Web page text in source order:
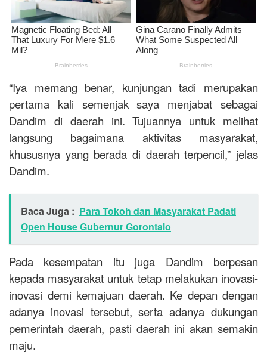
“Iya memang benar, kunjungan tadi merupakan
pertama kali semenjak saya menjabat sebagai
Dandim di daerah ini. Tujuannya untuk melihat
langsung bagaimana aktivitas masyarakat,
khususnya yang berada di daerah terpencil,” jelas
Dandim.
Baca Juga : Para Tokoh dan Masyarakat Padati
Open House Gubernur Gorontalo
Pada kesempatan itu juga Dandim berpesan
kepada masyarakat untuk tetap melakukan inovasi-
inovasi demi kemajuan daerah. Ke depan dengan
adanya inovasi tersebut, serta adanya dukungan
pemerintah daerah, pasti daerah ini akan semakin
maju.